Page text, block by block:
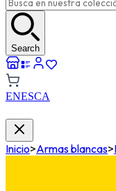
Search
ENESCA
Inicio>Armas blancas>